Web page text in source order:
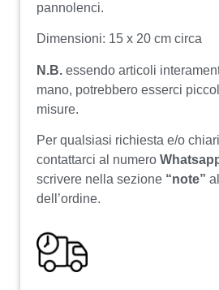
pannolenci.
Dimensioni: 15 x 20 cm circa
N.B. essendo articoli
mano, potrebbero esserci
misure.
Per qualsiasi richiesta e/o
contattarci al numero
scrivere nella sezione “note”
dell’ordine.